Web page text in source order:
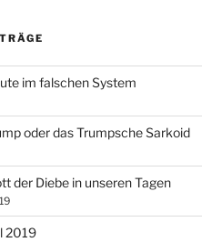
im falschen System
oder das Trumpsche Sarkoid
der Diebe in unseren Tagen
2019